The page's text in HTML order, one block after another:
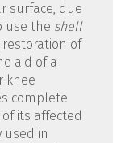
surface, due
use the shell
of
aid of a
knee
complete
its affected
used in